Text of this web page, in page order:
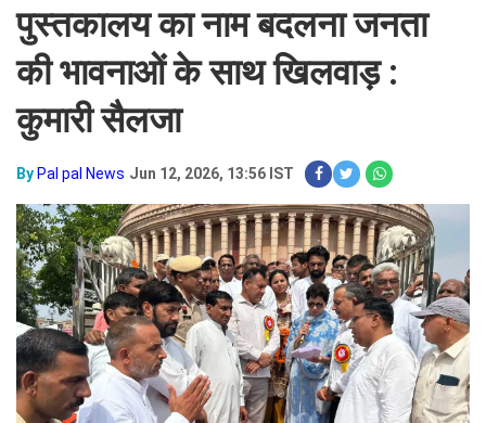
पुस्तकालय का नाम बदलना जनता
की भावनाओं के साथ खिलवाड़ :
कुमारी सैलजा
By Pal pal News Jun 12, 2026, 13:56 IST